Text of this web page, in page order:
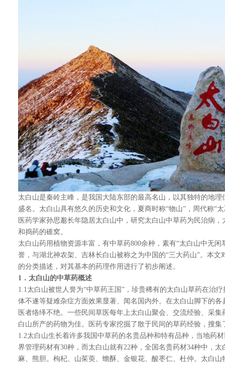
太白山是秦岭主峰，是我国大陆东部的最高名山，以其独特的地
盛名。太白山具有悠久的历史和文化，夏商时称“物山”，周代称“
医药学家孙思邈长年隐居太白山中，研究太白山中草药为民治病
和捣药的碓窝。
太白山药用植物资源丰富，有中草药800余种，素有“太白山中无闲
誉，与湖北神农架、吉林长白山被称之为中国的“三大药山”。本
的分类描述，对其基本的药理作用进行了初步阐述。
1 ．太白山的中草药概述
1.1太白山被世人誉为“中草药王国”，珍贵稀有的太白山草药在治
体不遂等疑难杂症方面效果显著、闻名国内外。在太白山脚下的
医者络绎不绝。一些民间草医每年上太白山聚会、交流经验、采
白山所产的药物为佳。医药专家挖掘了散于民间的草药经验，搜
1.2太白山生长着许多我国中草药的名贵品种和特有品种，当地药
界管理药材有30种，而太白山就有22种，全国名贵药材34种中，
麻、熊胆。枸杞、山茱萸、蟾酥、金银花、酸枣仁、杜仲。太白